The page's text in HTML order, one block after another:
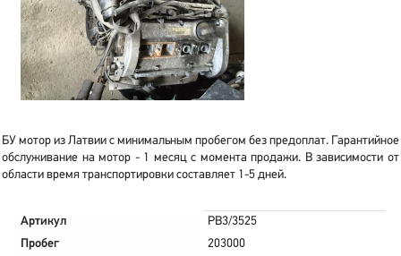
БУ мотор из Латвии с минимальным пробегом без предоплат. Гарантийное
обслуживание на мотор - 1 месяц с момента продажи. В зависимости от
области время транспортировки составляет 1-5 дней.
Артикул
PB3/3525
Пробег
203000